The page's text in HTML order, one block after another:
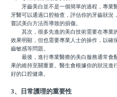
牙齒美白並不是一個簡單的過程，專業
牙醫可以通過口腔檢查，評估你的牙齒狀況
嘗試美白方法而導致的損傷。
其次，很多先進的美白技術需要在專業
效果明顯，但也需要專業人士的操作，以確
齒敏感等問題。
最後，進行專業醫療的美白服務通常會
果的維持至關重要。醫生會根據你的狀況進
好的口腔健康。
3、日常護理的重要性